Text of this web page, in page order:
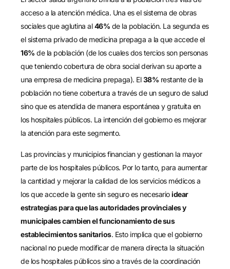
acceso a la atención médica. Una es el sistema de obras
sociales que aglutina al46% de la población. La segunda es
el sistema privado de medicina prepaga a la que accede el
16% de la población (de los cuales dos tercios son personas
que teniendo cobertura de obra social derivan su aporte a
una empresa de medicina prepaga). El38% restante de la
población no tiene cobertura a través de un seguro de salud
sino que es atendida de manera espontánea y gratuita en
los hospitales públicos. La intención del gobierno es mejorar
la atención para este segmento.
Las provincias y municipios financian y gestionan la mayor
parte de los hospitales públicos. Por lo tanto, para aumentar
la cantidad y mejorar la calidad de los servicios médicos a
los que accede la gente sin seguro es necesarioidear
estrategias para que las autoridades provinciales y
municipales cambien el funcionamiento de sus
establecimientos sanitarios. Esto implica que el gobierno
nacional no puede modificar de manera directa la situación
de los hospitales públicos sino a través de la coordinación